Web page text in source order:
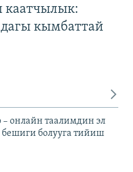
каатчылык:
кымбаттай
– онлайн таалимдин эл
бешиги болууга тийиш